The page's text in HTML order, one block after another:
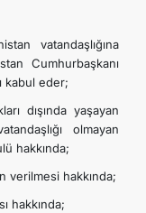
vatandaşlığına
Cumhurbaşkanı
kabul eder;
dışında yaşayan
olmayan
hakkında;
verilmesi hakkında;
hakkında;